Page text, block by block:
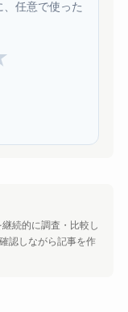
任意で使った
続的に調査・比較し
認しながら記事を作